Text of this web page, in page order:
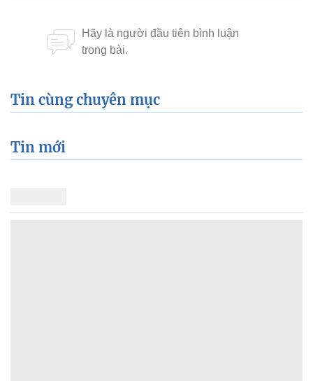
Tin cùng chuyên mục
Tin mới